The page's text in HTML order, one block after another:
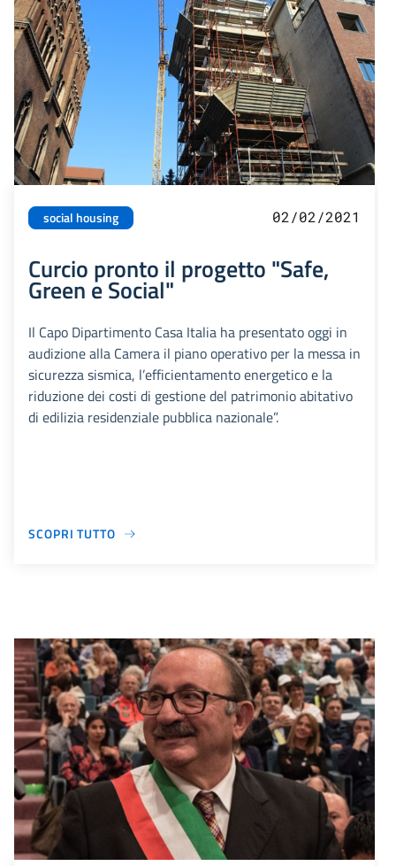
social housing 02/02/2021
Curcio pronto il progetto "Safe,
Green e Social"
Il Capo Dipartimento Casa Italia ha presentato oggi in
audizione alla Camera il piano operativo per la messa in
sicurezza sismica, l’efficientamento energetico e la
riduzione dei costi di gestione del patrimonio abitativo
di edilizia residenziale pubblica nazionale”.
SCOPRI TUTTO